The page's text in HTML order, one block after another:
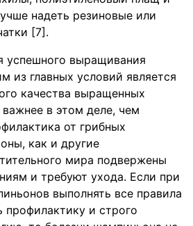
надеть резиновые или
[7].
успешного выращивания
из главных условий является
качества выращенных
важнее в этом деле, чем
от грибных
как и другие
мира подвержены
и требуют ухода. Если при
выполнять все правила
профилактику и строго